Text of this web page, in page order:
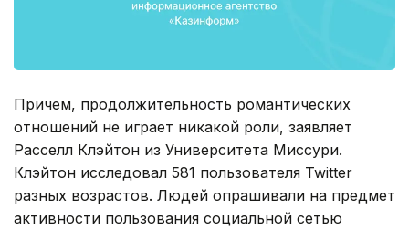
Причем, продолжительность романтических
отношений не играет никакой роли, заявляет
Расселл Клэйтон из Университета Миссури.
Клэйтон исследовал 581 пользователя Twitter
разных возрастов. Людей опрашивали на предмет
активности пользования социальной сетью